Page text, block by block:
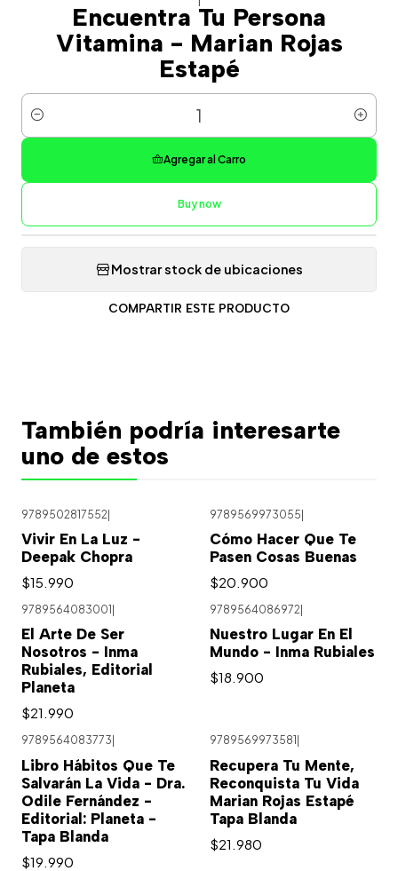
Encuentra Tu Persona
Vitamina - Marian Rojas
Estapé
Cantidad
Agregar al Carro
Buy now
Mostrar stock de ubicaciones
COMPARTIR ESTE PRODUCTO
También podría interesarte
uno de estos
9789502817552|
Vivir En La Luz -
Deepak Chopra
$15.990
9789569973055|
Cómo Hacer Que Te
Pasen Cosas Buenas
$20.900
9789564083001
El Arte De Ser
Nosotros - Inma
Rubiales, Editorial
Planeta
$21.990
9789564086972
Nuestro Lugar En El
Mundo - Inma Rubiales
$18.900
9789564083773
Libro Hábitos Que Te
Salvarán La Vida - Dra.
Odile Fernández -
Editorial: Planeta -
Tapa Blanda
$19.990
9789569973581
Recupera Tu Mente,
Reconquista Tu Vida
Marian Rojas Estapé
Tapa Blanda
$21.980